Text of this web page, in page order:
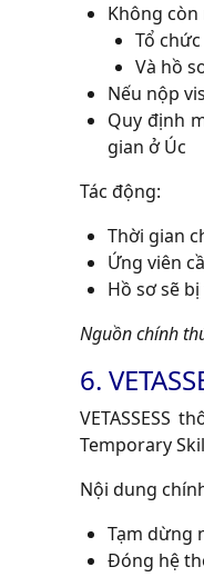
Không
Tổ
Và hồ
Nếu nộp
Quy định
gian ở Úc
Tác động:
Thời gian
Ứng viên
Hồ sơ sẽ
Nguồn chính
6.
Temporary
Nội dung
Tạm dừng
Đóng hệ